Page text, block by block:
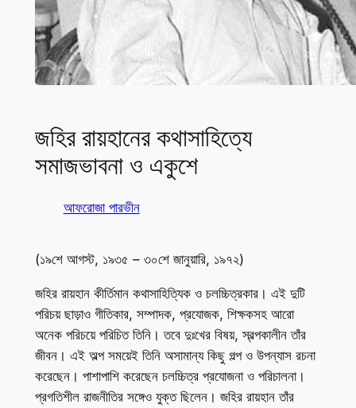
জহির রায়হানের কথাসাহিত্যে
সমাজভাবনা ও একুশে
আফরোজা পারভীন
(১৯শে আগস্ট, ১৯৩৫ – ৩০শে জানুয়ারি, ১৯৭২)
জহির রায়হান কীর্তিমান কথাসাহিত্যিক ও চলচ্চিত্রকার। এই দুটি
পরিচয় ছাড়াও গীতিকার, সম্পাদক, প্রযোজক, শিক্ষকসহ আরো
অনেক পরিচয়ে পরিচিত তিনি। তবে দুঃখের বিষয়, স্বল্পকালীন তাঁর
জীবন। এই অল্প সময়েই তিনি অসামান্য কিছু গল্প ও উপন্যাস রচনা
করেছেন। পাশাপাশি করেছেন চলচ্চিত্র প্রযোজনা ও পরিচালনা।
প্রগতিশীল রাজনীতির সঙ্গেও যুক্ত ছিলেন। জহির রায়হান তাঁর